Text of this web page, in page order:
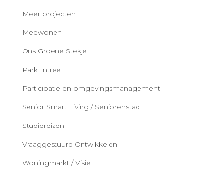
Meer projecten
Meewonen
Ons Groene Stekje
ParkEntree
Participatie en omgevingsmanagement
Senior Smart Living / Seniorenstad
Studiereizen
Vraaggestuurd Ontwikkelen
Woningmarkt / Visie